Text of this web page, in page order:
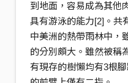
到地面，容易成為其他
具有游泳的能力[2]。共
中美洲的熱帶雨林中，
的分別頗大。雖然被稱
有現存的樹懶均有3根